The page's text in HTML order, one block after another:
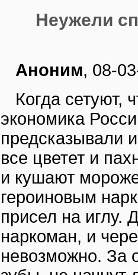
Неужели
Аноним, 08-
Когда сетуют,
экономика
предсказывали
все цветет и
и кушают
героиновым
присел на иглу.
наркоман, и
невозможно. За